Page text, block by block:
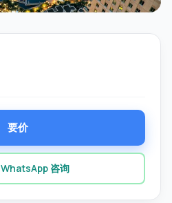
要价
咨询